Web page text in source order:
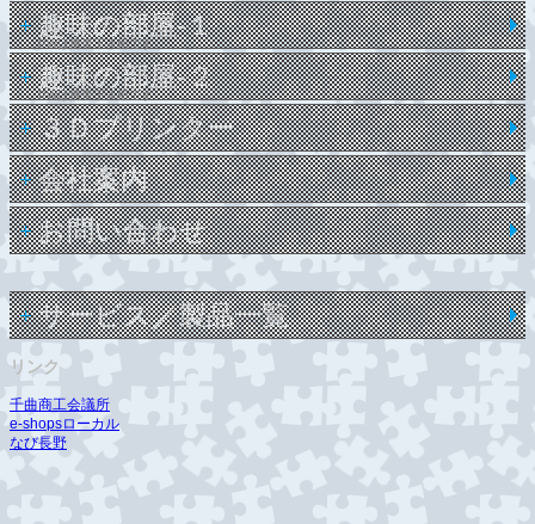
趣味の部屋-１
PWは携帯下４桁です
趣味の部屋-２
PWは携帯下４桁です
３Ｄプリンター
会社案内
お問い合わせ
サービス／製品一覧
リンク
千曲商工会議所
e-shopsローカル
なび長野